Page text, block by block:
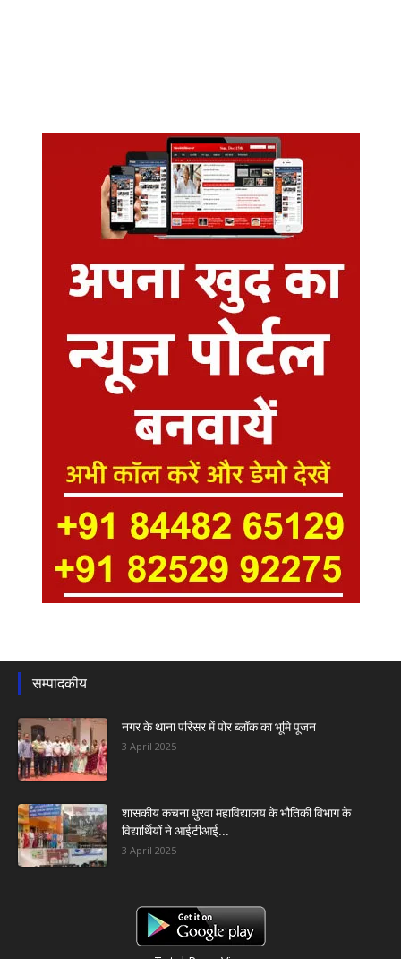
सम्पादकीय
नगर के थाना परिसर में पोर ब्लॉक का भूमि पूजन
3 April 2025
शासकीय कचना धुरवा महाविद्यालय के भौतिकी विभाग के
विद्यार्थियों ने आईटीआई...
3 April 2025